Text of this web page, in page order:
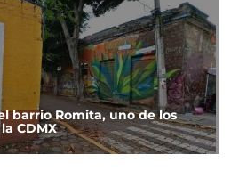
barrio Romita, uno de los
CDMX